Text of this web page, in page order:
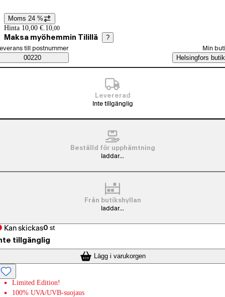
Prisinformation
Moms 24 %
Hinta 10,00 €. 10,00
Maksa myöhemmin Tilillä ?
Saatavuustiedot
beställningssätt
till postnummer
00220
Min
Helsingfors butik
Levererad
Inte tillgänglig
Beställd för upphämtning
laddar...
Från butikshyllan
laddar...
Kan skickas0 st
tillgänglig
Lägg i varukorgen
Limited Edition!
100% UVA/UVB-suojaus